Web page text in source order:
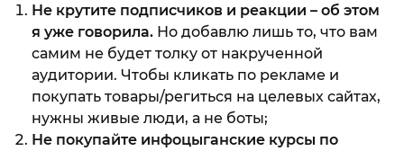
Не крутите подписчиков и реакции – об этом
я уже говорила. Но добавлю лишь то, что вам
самим не будет толку от накрученной
аудитории. Чтобы кликать по рекламе и
покупать товары/региться на целевых сайтах,
нужны живые люди, а не боты;
Не покупайте инфоцыганские курсы по